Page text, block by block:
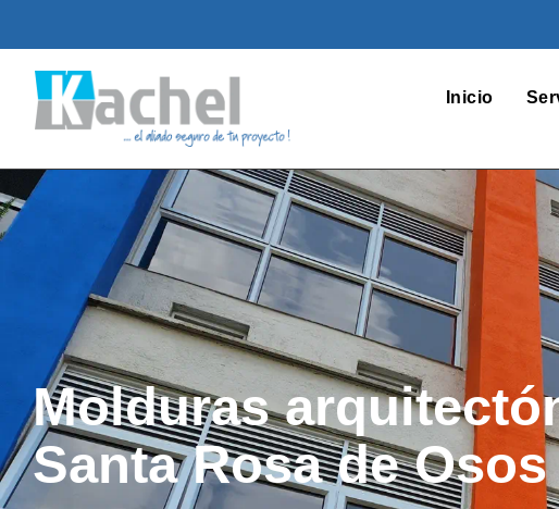
Inicio
Molduras
Santa Rosa de Osos